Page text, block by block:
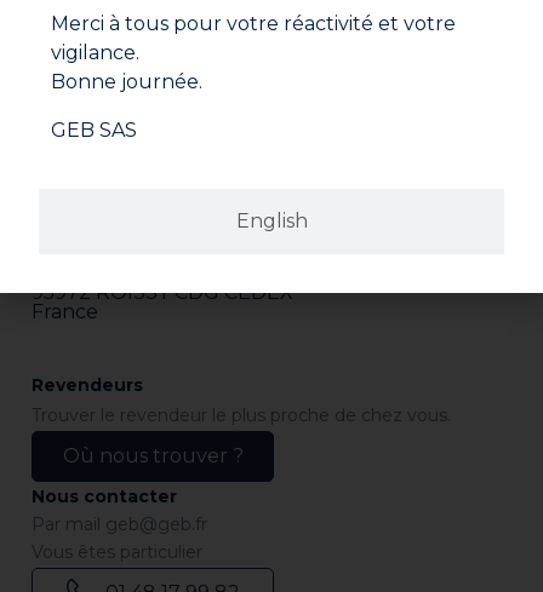
95972 ROISSY CDG CEDEX
France
Revendeurs
Trouver le revendeur le plus proche de chez vous.
Où nous trouver ?
Nous contacter
Par mail geb@geb.fr
Vous êtes particulier
English
Merci à tous pour votre réactivité et votre
vigilance.
Bonne journée.
GEB SAS